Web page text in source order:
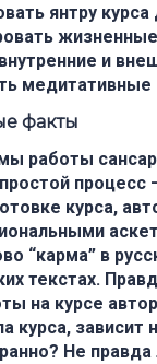
янтру
и
медитативные
факты
работы
процесс
курса,
“карма” в
текстах.
на курсе
курса, зависит
Не правда